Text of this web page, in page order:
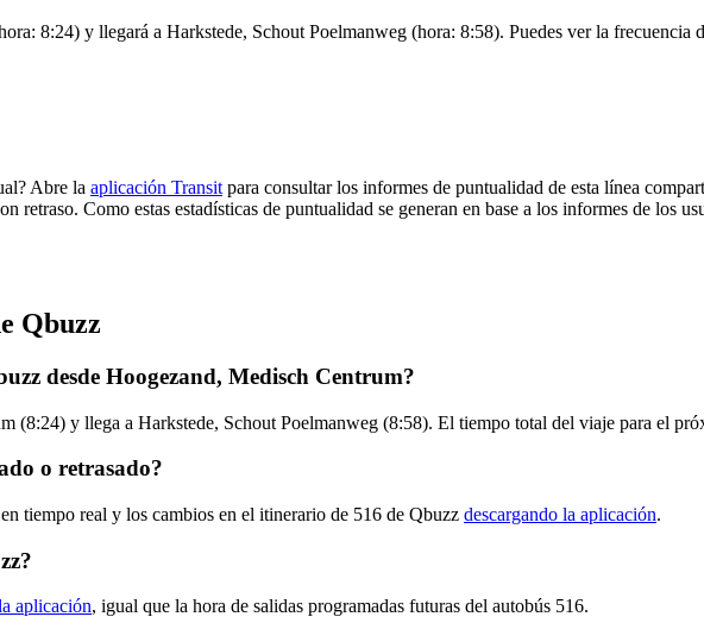
8:24) y llegará a Harkstede, Schout Poelmanweg (hora: 8:58). Puedes ver la frecuencia
Abre la aplicación Transit para consultar los informes de puntualidad de esta línea
Como estas estadísticas de puntualidad se generan en base a los informes de los
Qbuzz
desde Hoogezand, Medisch Centrum?
(8:24) y llega a Harkstede, Schout Poelmanweg (8:58). El tiempo total del viaje para el
o retrasado?
tiempo real y los cambios en el itinerario de 516 de Qbuzz descargando la aplicación.
aplicación, igual que la hora de salidas programadas futuras del autobús 516.